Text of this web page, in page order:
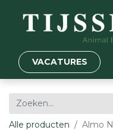
VACATURES
Alle producten Almo